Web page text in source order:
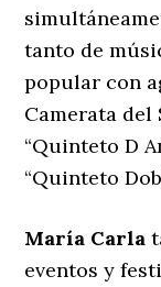
tanto de
popular con
Camerata del
“Quinteto D
“Quinteto
María Carla
eventos y